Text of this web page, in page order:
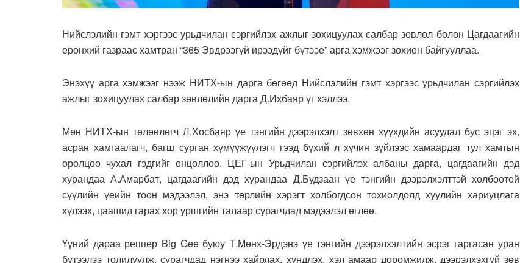
Нийслэлийн гэмт хэргээс урьдчилан сэргийлэх ажлыг зохицуулах салбар зөвлөл болон Цагдаагийн
ерөнхий газраас хамтран “365 Эвдрээгүй ирээдүйг бүтээе” арга хэмжээг зохион байгууллаа.
Энэхүү арга хэмжээг нээж НИТХ-ын дарга бөгөөд Нийслэлийн гэмт хэргээс урьдчилан сэргийлэх
ажлыг зохицуулах салбар зөвлөлийн дарга Д.Ихбаяр үг хэллээ.
Мөн НИТХ-ын төлөөлөгч Л.Хосбаяр үе тэнгийн дээрэлхэлт зөвхөн хүүхдийн асуудал бус эцэг эх,
асран хамгаалагч, багш сурган хүмүүжүүлэгч гээд бүхий л хүчин зүйлээс хамаардаг тул хамтын
оролцоо чухал гэдгийг онцоллоо. ЦЕГ-ын Урьдчилан сэргийлэх албаны дарга, цагдаагийн дэд
хурандаа А.Амарбат, цагдаагийн дэд хурандаа Д.Будзаан үе тэнгийн дээрэлхэлттэй холбоотой
сүүлийн үеийн тоон мэдээлэл, энэ төрлийн хэрэгт холбогдсон тохиолдолд хуулийн хариуцлага
хүлээх, цаашид гарах хор уршгийн талаар сурагчдад мэдээлэл өглөө.
Үүний дараа реппер Big Gee буюу Т.Мөнх-Эрдэнэ үе тэнгийн дээрэлхэлтийн эсрэг гаргасан уран
бүтээлээ толилуулж, сурагчдад нэгнээ хайрлах, хүндлэх, хэл амаар доромжилж, дээрэлхэхгүй зөв